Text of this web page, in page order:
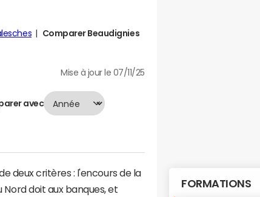
Comparer Beaudignies
Mise à jour le 07/11/25
avec
deux critères : l'encours de la
doit aux banques, et
FORMATIONS